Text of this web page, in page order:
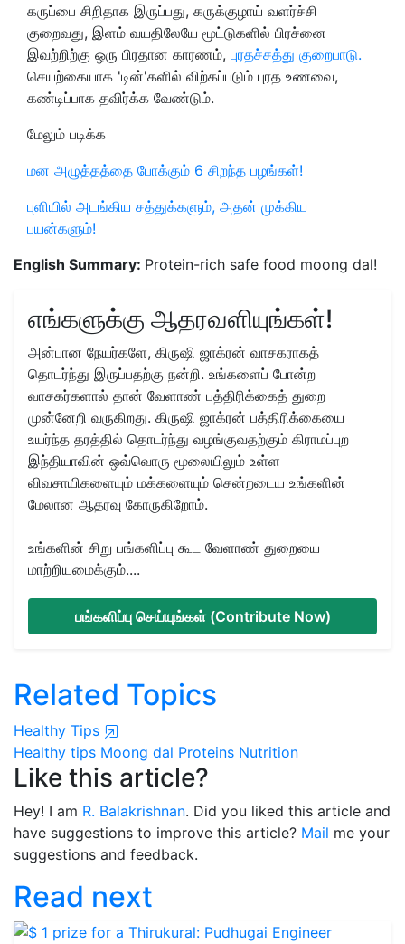
கருப்பை சிறிதாக இருப்பது, கருக்குழாய் வளர்ச்சி
குறைவது, இளம் வயதிலேயே மூட்டுகளில் பிரச்னை
இவற்றிற்கு ஒரு பிரதான காரணம், புரதச்சத்து குறைபாடு.
செயற்கையாக 'டின்'களில் விற்கப்படும் புரத உணவை,
கண்டிப்பாக தவிர்க்க வேண்டும்.
மேலும் படிக்க
மன அழுத்தத்தை போக்கும் 6 சிறந்த பழங்கள்!
புளியில் அடங்கிய சத்துக்களும், அதன் முக்கிய
பயன்களும்!
English Summary: Protein-rich safe food moong dal!
எங்களுக்கு ஆதரவளியுங்கள்!
அன்பான நேயர்களே, கிருஷி ஜாக்ரன் வாசகராகத்
தொடர்ந்து இருப்பதற்கு நன்றி. உங்களைப் போன்ற
வாசகர்களால் தான் வேளாண் பத்திரிக்கைத் துறை
முன்னேறி வருகிறது. கிருஷி ஜாக்ரன் பத்திரிக்கையை
உயர்ந்த தரத்தில் தொடர்ந்து வழங்குவதற்கும் கிராமப்புற
இந்தியாவின் ஒவ்வொரு மூலையிலும் உள்ள
விவசாயிகளையும் மக்களையும் சென்றடைய உங்களின்
மேலான ஆதரவு கோருகிறோம்.
உங்களின் சிறு பங்களிப்பு கூட வேளாண் துறையை
மாற்றியமைக்கும்....
பங்களிப்பு செய்யுங்கள் (Contribute Now)
Related Topics
Healthy Tips
Healthy tips Moong dal Proteins Nutrition
Like this article?
Hey! I am R. Balakrishnan. Did you liked this article and
have suggestions to improve this article? Mail me your
suggestions and feedback.
Read next